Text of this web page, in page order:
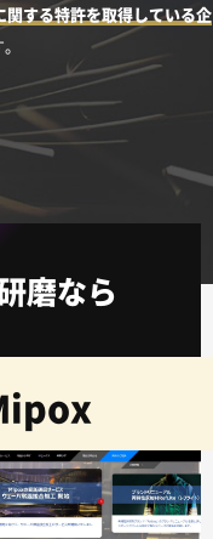
関する特許を取得している企
磨なら